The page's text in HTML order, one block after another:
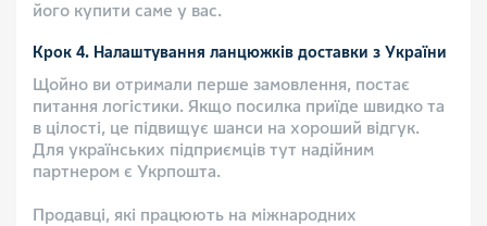
його купити саме у вас.
Крок 4. Налаштування ланцюжків доставки з України
Щойно ви отримали перше замовлення, постає
питання логістики. Якщо посилка приїде швидко та
в цілості, це підвищує шанси на хороший відгук.
Для українських підприємців тут надійним
партнером є Укрпошта.
Продавці, які працюють на міжнародних